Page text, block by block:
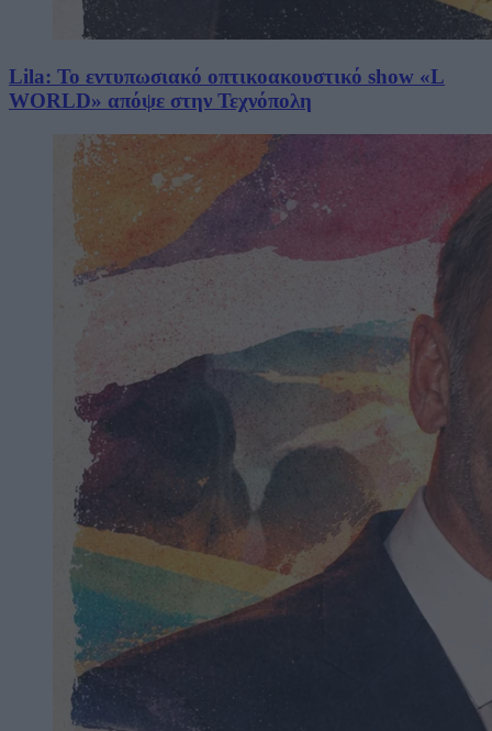
Lila: Το εντυπωσιακό οπτικοακουστικό show «L
WORLD» απόψε στην Τεχνόπολη